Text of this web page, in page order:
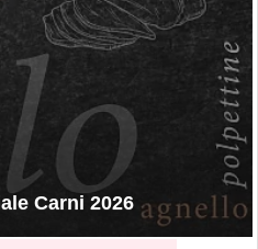
Carni 2026